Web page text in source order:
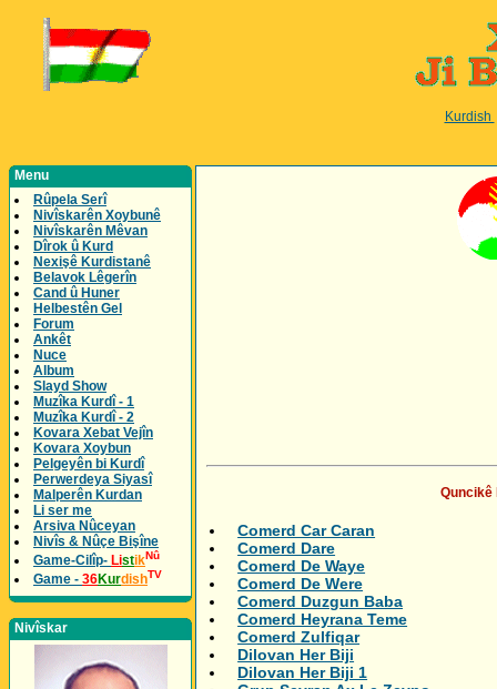
Kurdish
Menu
Rûpela Serî
Nivîskarên Xoybunê
Nivîskarên Mêvan
Dîrok û Kurd
Nexişê Kurdistanê
Belavok Lêgerîn
Cand û Huner
Helbestên Gel
Forum
Ankêt
Nuce
Album
Slayd Show
Muzîka Kurdî - 1
Muzîka Kurdî - 2
Kovara Xebat Vejîn
Kovara Xoybun
Pelgeyên bi Kurdî
Perwerdeya Siyasî
Malperên Kurdan
Li ser me
Arsiva Nûceyan
Nivîs & Nûçe Bişîne
Game-Cilîp- ListikNû
Game - 36KurdishTV
Nivîskar
Quncikê
Comerd Car Caran
Comerd Dare
Comerd De Waye
Comerd De Were
Comerd Duzgun Baba
Comerd Heyrana Teme
Comerd Zulfiqar
Dilovan Her Biji
Dilovan Her Biji 1